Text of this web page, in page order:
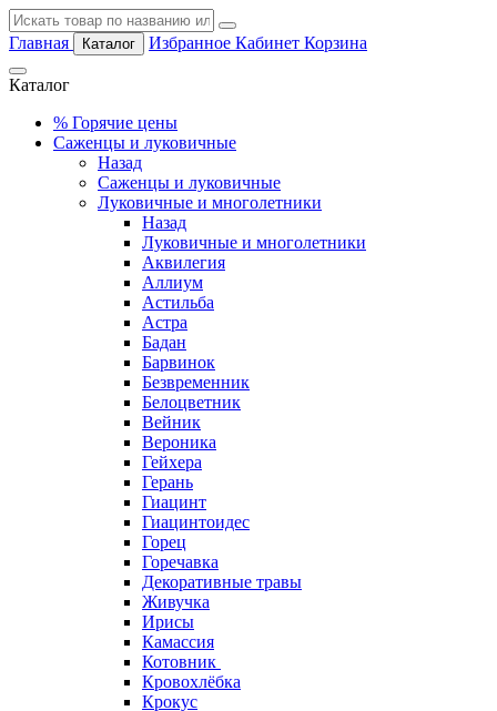
Главная Каталог Избранное Кабинет Корзина
Каталог
% Горячие цены
Саженцы и луковичные
Назад
Саженцы и луковичные
Луковичные и многолетники
Назад
Луковичные и многолетники
Аквилегия
Аллиум
Астильба
Астра
Бадан
Барвинок
Безвременник
Белоцветник
Вейник
Вероника
Гейхера
Герань
Гиацинт
Гиацинтоидес
Горец
Горечавка
Декоративные травы
Живучка
Ирисы
Камассия
Котовник
Кровохлёбка
Крокус